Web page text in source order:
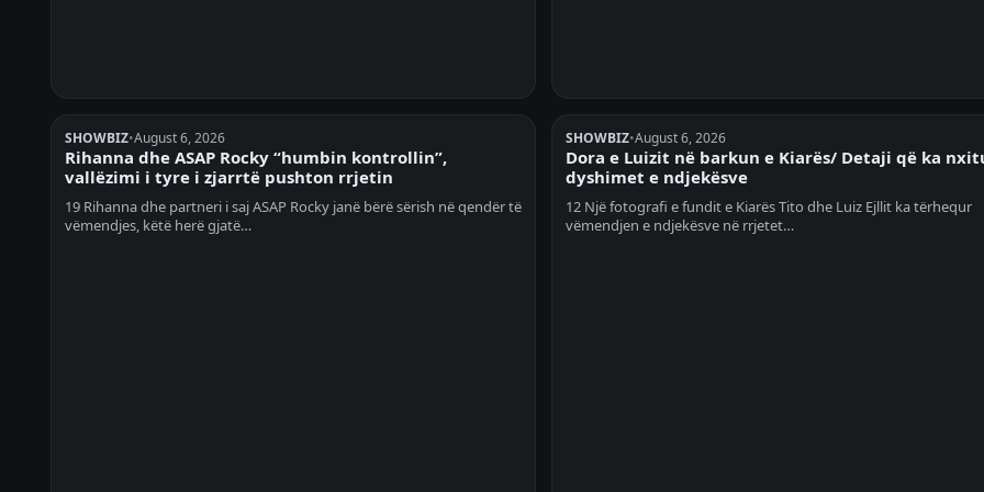
SHOWBIZ•August 6, 2026
Rihanna dhe ASAP Rocky “humbin kontrollin”,
vallëzimi i tyre i zjarrtë pushton rrjetin
19 Rihanna dhe partneri i saj ASAP Rocky janë bërë sërish në qendër të
vëmendjes, këtë herë gjatë…
SHOWBIZ•August 6, 2026
Dora e Luizit në barkun e Kiarës/ Detaji që ka
dyshimet e ndjekësve
12 Një fotografi e fundit e Kiarës Tito dhe Luiz Ejllit ka tërhequr
vëmendjen e ndjekësve në rrjetet…